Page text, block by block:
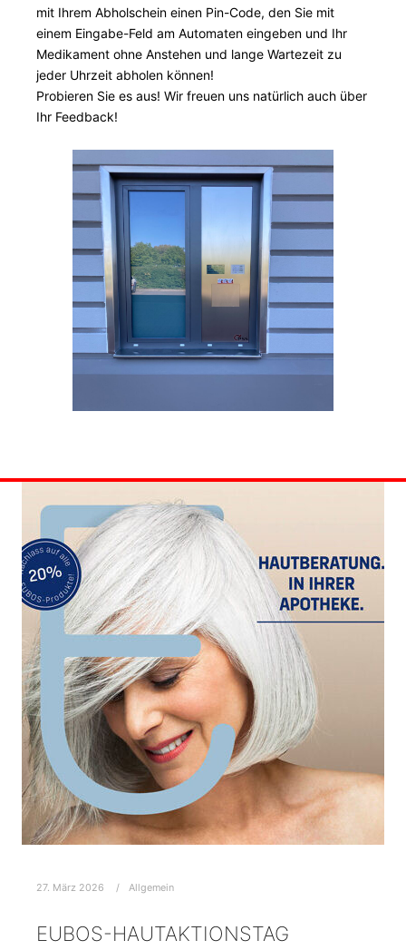
mit Ihrem Abholschein einen Pin-Code, den Sie mit
einem Eingabe-Feld am Automaten eingeben und Ihr
Medikament ohne Anstehen und lange Wartezeit zu
jeder Uhrzeit abholen können!
Probieren Sie es aus! Wir freuen uns natürlich auch über
Ihr Feedback!
27. März 2026 Allgemein
EUBOS-HAUTAKTIONSTAG